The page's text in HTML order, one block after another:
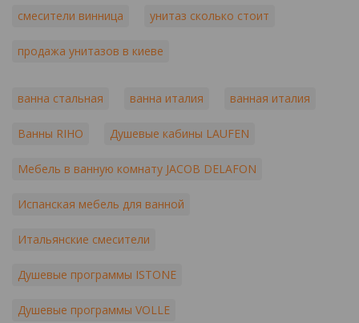
смесители винница унитаз сколько стоит
продажа унитазов в киеве
ванна стальная ванна италия ванная италия
Ванны RIHO Душевые кабины LAUFEN
Мебель в ванную комнату JACOB DELAFON
Испанская мебель для ванной
Итальянские смесители
Душевые программы ISTONE
Душевые программы VOLLE